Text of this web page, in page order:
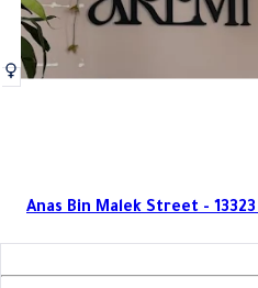
Anas Bin Malek Street -